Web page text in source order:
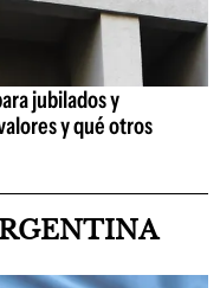
jubilados y
y qué otros